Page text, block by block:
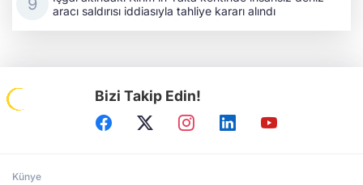
aracı saldırısı iddiasıyla tahliye kararı alındı
Bizi Takip Edin!
Künye